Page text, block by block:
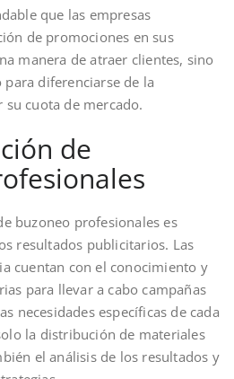
que las empresas
de promociones en sus
manera de atraer clientes, sino
diferenciarse de la
cuota de mercado.
de
buzoneo profesionales es
resultados publicitarios. Las
cuentan con el conocimiento y
para llevar a cabo campañas
necesidades específicas de cada
la distribución de materiales
el análisis de los resultados y